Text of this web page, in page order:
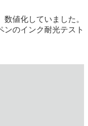
値化していました。
ンのインク耐光テスト